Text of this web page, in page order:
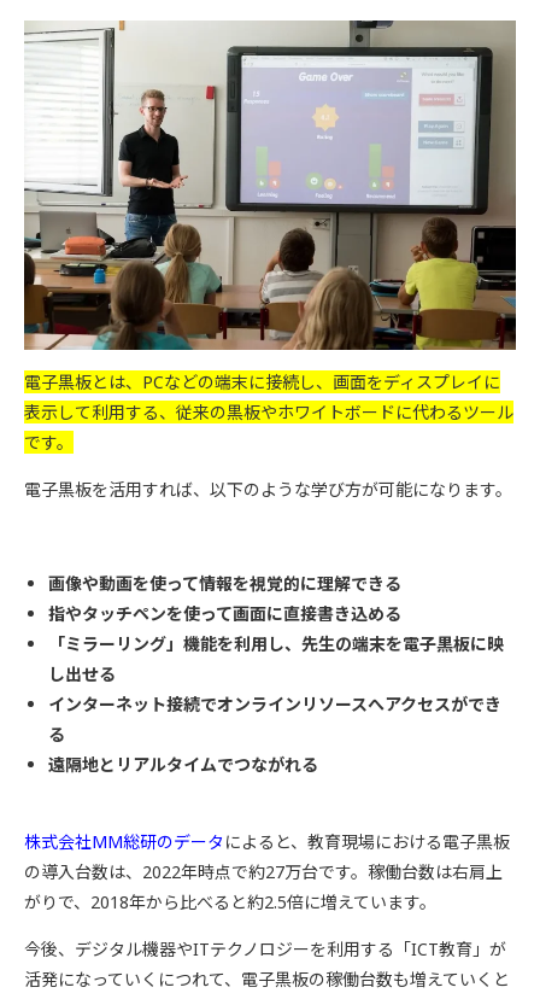
電子黒板とは、PCなどの端末に接続し、画面をディスプレイに
表示して利用する、従来の黒板やホワイトボードに代わるツール
です。
電子黒板を活用すれば、以下のような学び方が可能になります。
画像や動画を使って情報を視覚的に理解できる
指やタッチペンを使って画面に直接書き込める
「ミラーリング」機能を利用し、先生の端末を電子黒板に映
し出せる
インターネット接続でオンラインリソースへアクセスができ
る
遠隔地とリアルタイムでつながれる
株式会社MM総研のデータ によると、教育現場における電子黒板
の導入台数は、2022年時点で約27万台です。稼働台数は右肩上
がりで、2018年から比べると約2.5倍に増えています。
今後、デジタル機器やITテクノロジーを利用する「ICT教育」が
活発になっていくにつれて、電子黒板の稼働台数も増えていくと